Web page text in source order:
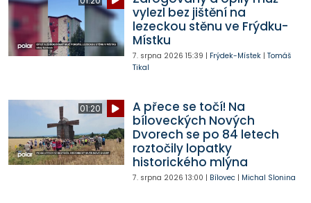
vylezl bez jištění na
lezeckou stěnu ve Frýdku-
Místku
7. srpna 2026 15:39 | Frýdek-Místek| Tomáš
Tikal
01:20
A přece se točí! Na
bíloveckých Nových
Dvorech se po 84 letech
roztočily lopatky
historického mlýna
7. srpna 2026 13:00 | Bílovec| Michal Slonina